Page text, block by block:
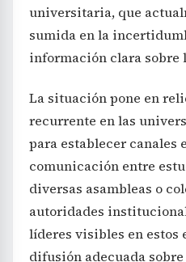
universitaria, que
sumida en la
información clara sobre
La situación pone en
recurrente en las
para establecer canales
comunicación entre
diversas asambleas o
autoridades
líderes visibles en estos
difusión adecuada